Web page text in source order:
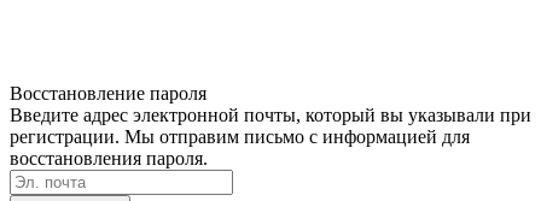
Восстановление пароля
Введите адрес электронной почты, который вы указывали при
регистрации. Мы отправим письмо с информацией для
восстановления пароля.